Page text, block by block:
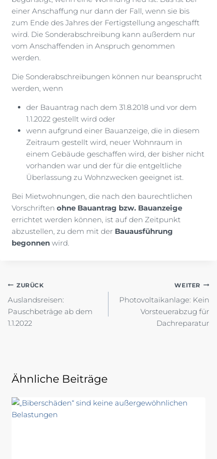
einer Anschaffung nur dann der Fall, wenn sie bis
zum Ende des Jahres der Fertigstellung angeschafft
wird. Die Sonderabschreibung kann außerdem nur
vom Anschaffenden in Anspruch genommen
werden.
Die Sonderabschreibungen können nur beansprucht
werden, wenn
der Bauantrag nach dem 31.8.2018 und vor dem
1.1.2022 gestellt wird oder
wenn aufgrund einer Bauanzeige, die in diesem
Zeitraum gestellt wird, neuer Wohnraum in
einem Gebäude geschaffen wird, der bisher nicht
vorhanden war und der für die entgeltliche
Überlassung zu Wohnzwecken geeignet ist.
Bei Mietwohnungen, die nach den baurechtlichen
Vorschriften ohne Bauantrag bzw. Bauanzeige
errichtet werden können, ist auf den Zeitpunkt
abzustellen, zu dem mit der Bauausführung
begonnen wird.
Beitragsnavigation
ZURÜCK
Auslandsreisen:
Pauschbeträge ab dem
1.1.2022
WEITER
Photovoltaikanlage: Kein
Vorsteuerabzug für
Dachreparatur
Ähnliche Beiträge